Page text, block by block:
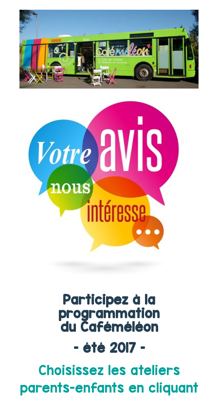
Participez à la
programmation
du Caféméléon
– été 2017 –
Choisissez les ateliers
parents-enfants en cliquant